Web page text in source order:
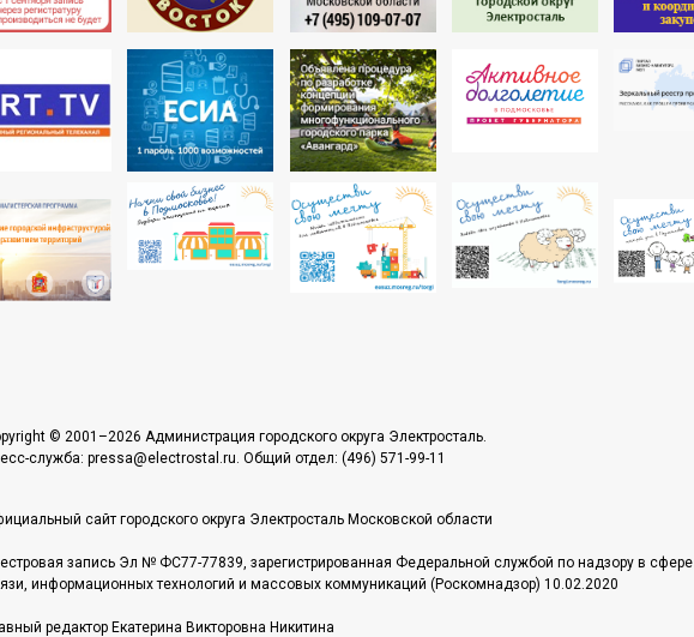
© 2001–2026 Администрация городского округа Электросталь.
служба: pressa@electrostal.ru. Общий отдел: (496) 571-99-11
сайт городского округа Электросталь Московской области
запись Эл № ФС77-77839, зарегистрированная Федеральной службой по надзору в сфере
информационных технологий и массовых коммуникаций (Роскомнадзор) 10.02.2020
редактор Екатерина Викторовна Никитина